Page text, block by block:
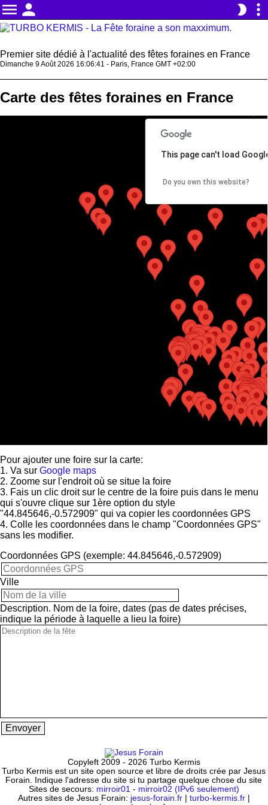
menu person brightness_2 more_vert
Premier site dédié à l'actualité des fêtes foraines en France
Dimanche 9 Août 2026 16:06:41 - Paris, France GMT +02:00
Carte des fêtes foraines en France
This page can't load
Do you own this website?
Pour ajouter une foire sur la carte:
1. Va sur Google maps
2. Zoome sur l'endroit où se situe la foire
3. Fais un clic droit sur le centre de la foire puis dans le menu
qui s'ouvre clique sur 1ère option du style
"44.845646,-0.572909" qui va copier les coordonnées GPS
4. Colle les coordonnées dans le champ "Coordonnées GPS"
sans les modifier.
Coordonnées GPS (exemple: 44.845646,-0.572909)
Ville
Description. Nom de la foire, dates (pas de dates précises,
indique la période à laquelle a lieu la foire)
Copyleft 2009 - 2026 Turbo Kermis
Turbo Kermis est un site open source et libre de droits crée par Jesus
Forain. Indique l'adresse du site si tu partage quelque chose du site
Sites de secours: mirroir01 - mirroir02 (IPv6 seulement)
Autres sites de Jesus Forain: jesus-forain.fr| turbo-kermis.fr|